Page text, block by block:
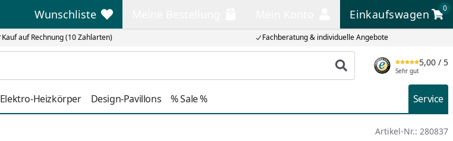
Kauf auf Rechnung (10 Zahlarten) Fachberatung & individuelle Angebote
Wunschliste
Wunschliste Einkaufswagen
0
Einkaufswagen
Produkt suchen
5,00 / 5
Sehr gut
Elektro-Heizkörper Design-Pavillons % Sale % Service
Artikel-Nr.: 280837